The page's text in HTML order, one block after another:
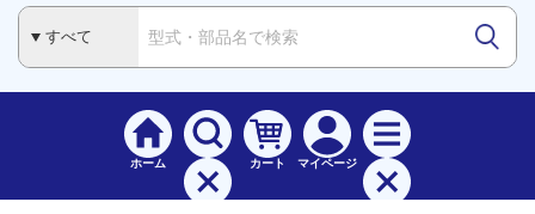
ホーム カート マイページ